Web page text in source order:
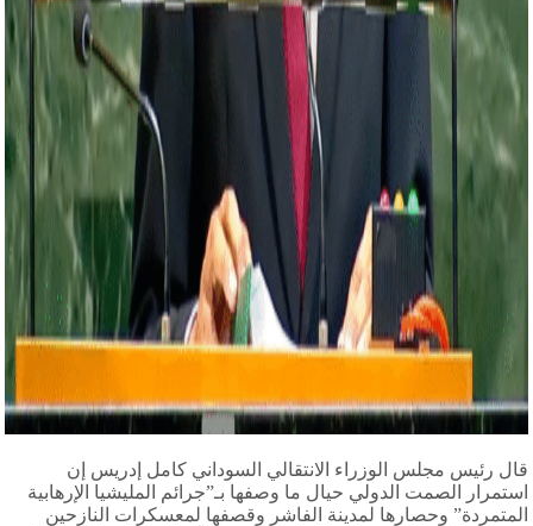
قال رئيس مجلس الوزراء الانتقالي السوداني كامل إدريس إن
استمرار الصمت الدولي حيال ما وصفها بـ”جرائم المليشيا الإرهابية
المتمردة” وحصارها لمدينة الفاشر وقصفها لمعسكرات النازحين